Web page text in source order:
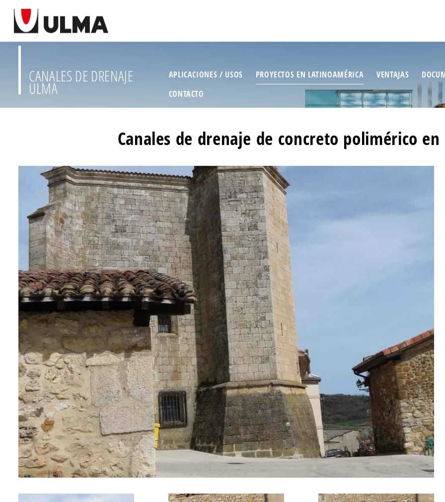
CANALES DE DRENAJE
ULMA
APLICACIONES / USOS PROYECTOS EN LATINOAMÉRICA VENTAJAS
CONTACTO
Canales de drenaje de concreto polimérico